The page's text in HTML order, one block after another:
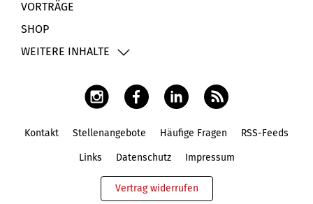
VORTRÄGE
SHOP
WEITERE INHALTE
Kontakt Stellenangebote Häufige Fragen RSS-Feeds
Links Datenschutz Impressum
Vertrag widerrufen